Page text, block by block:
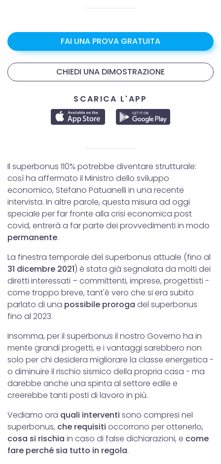
FAI UNA PROVA GRATUITA
CHIEDI UNA DIMOSTRAZIONE
SCARICA L'APP
Il superbonus 110% potrebbe diventare strutturale:
così ha affermato il Ministro dello sviluppo
economico, Stefano Patuanelli in una recente
intervista. In altre parole, questa misura ad oggi
speciale per far fronte alla crisi economica post
covid, entrerà a far parte dei provvedimenti in modo
permanente.
La finestra temporale del superbonus attuale (fino al
31 dicembre 2021) è stata già segnalata da molti dei
diretti interessati – committenti, imprese, progettisti -
come troppo breve, tant'è vero che si era subito
parlato di una possibile proroga del superbonus
fino al 2023.
Insomma, per il superbonus il nostro Governo ha in
mente grandi progetti, e i vantaggi sarebbero non
solo per chi desidera migliorare la classe energetica -
o diminuire il rischio sismico della propria casa - ma
darebbe anche una spinta al settore edile e
creerebbe tanti posti di lavoro in più.
Vediamo ora quali interventi sono compresi nel
superbonus, che requisiti occorrono per ottenerlo,
cosa si rischia in caso di false dichiarazioni, e come
fare perché sia tutto in regola.